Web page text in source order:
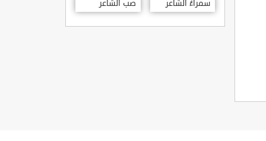
سمراءُ الشاعر
سيف الدين
المشد
صب الشاعر
سيف الدين
المشد